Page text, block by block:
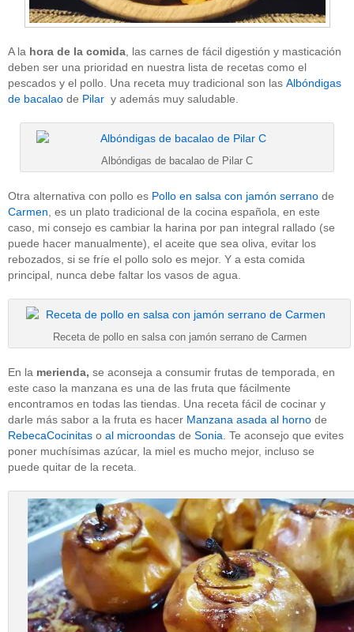
A la hora de la comida , las carnes de fácil digestión y masticación
deben ser una prioridad en nuestra lista de recetas como el
pescados y el pollo. Una receta muy tradicional son las Albóndigas
de bacalao de Pilar y además muy saludable.
Albóndigas de bacalao de Pilar C
Otra alternativa con pollo es Pollo en salsa con jamón serrano de
Carmen , es un plato tradicional de la cocina española, en este
caso, mi consejo es cambiar la harina por pan integral rallado (se
puede hacer manualmente), el aceite que sea oliva, evitar los
rebozados, si se fríe el pollo solo es mejor. Y a esta comida
principal, nunca debe faltar los vasos de agua.
Receta de pollo en salsa con jamón serrano de Carmen
En la merienda, se aconseja a consumir frutas de temporada, en
este caso la manzana es una de las fruta que fácilmente
encontramos en todas las tiendas. Una receta fácil de cocinar y
darle más sabor a la fruta es hacer Manzana asada al horno de
RebecaCocinitas o al microondas de Sonia . Te aconsejo que evites
poner muchísimas azúcar, la miel es mucho mejor, incluso se
puede quitar de la receta.